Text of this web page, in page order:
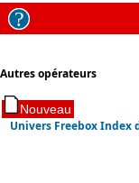
Autres opérateurs
Univers Freebox Index